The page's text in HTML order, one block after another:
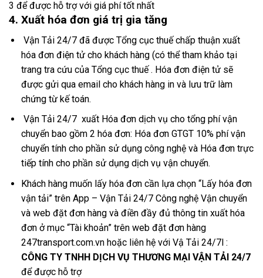
3 để được hỗ trợ với giá phí tốt nhất
4. Xuất hóa đơn giá trị gia tăng
Vận Tải 24/7 đã được Tổng cục thuế chấp thuận xuất
hóa đơn điện tử cho khách hàng (có thể tham khảo tại
trang tra cứu của Tổng cục thuế . Hóa đơn điện tử sẽ
được gửi qua email cho khách hàng in và lưu trữ làm
chứng từ kế toán.
Vận Tải 24/7 xuất Hóa đơn dịch vụ cho tổng phí vận
chuyển bao gồm 2 hóa đơn: Hóa đơn GTGT 10% phí vận
chuyển tính cho phần sử dụng công nghệ và Hóa đơn trực
tiếp tính cho phần sử dụng dịch vụ vận chuyển.
Khách hàng muốn lấy hóa đơn cần lựa chọn “Lấy hóa đơn
vận tải” trên App – Vận Tải 24/7 Công nghệ Vận chuyển
và web đặt đơn hàng và điền đầy đủ thông tin xuất hóa
đơn ở mục “Tài khoản” trên web đặt đơn hàng
247transport.com.vnhoặc liên hệ với Vậ Tải 24/7l :
CÔNG TY TNHH DỊCH VỤ THƯƠNG MẠI VẬN TẢI 24/7
để được hỗ trợ